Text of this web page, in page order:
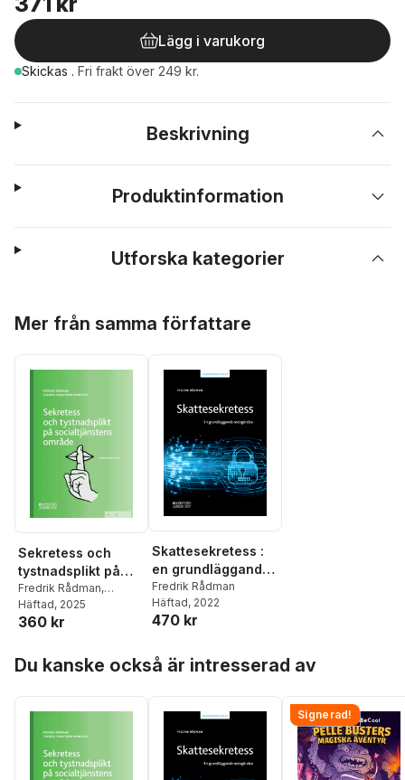
Lägg i varukorg
Skickas . Fri frakt över 249 kr.
Beskrivning
Produktinformation
Utforska kategorier
Mer från samma författare
Sekretess och
tystnadsplikt på
socialtjänstens
område
Fredrik Rådman,
Therése Fridström
Montoya
Häftad, 2025
360 kr
Skattesekretess :
en grundläggande
redogörelse
Fredrik Rådman
Häftad, 2022
470 kr
Du kanske också är intresserad av
Signerad!